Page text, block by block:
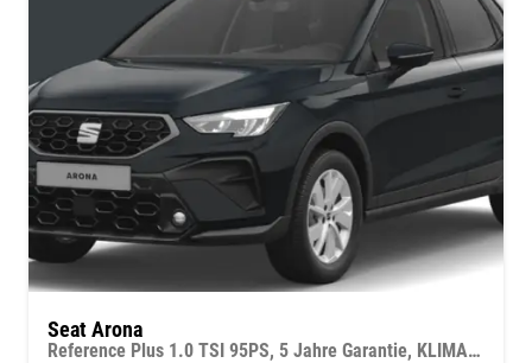
Seat Arona
Reference Plus 1.0 TSI 95PS, 5 Jahre Garantie, KLIMAANLAGE, Tempomat, M-Lederlenkrad, 16" Alufelgen, Parksensoren hinten, Radio 8,25"/Bluetooth, LED-Scheinwerfer/LED-Rückleuchten, Nebelscheinwerfer, 4x elektr. Fensterheber, Dachreling, ZV mit Fernbedienung